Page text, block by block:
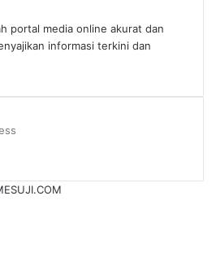
portal media online akurat dan
informasi terkini dan